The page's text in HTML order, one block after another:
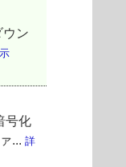
ン
号化
... 詳